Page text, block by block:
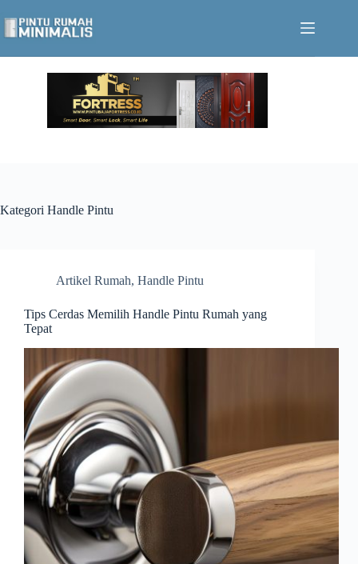
to
content
Kategori Handle Pintu
Artikel Rumah, Handle Pintu
Tips Cerdas Memilih Handle Pintu Rumah yang
Tepat